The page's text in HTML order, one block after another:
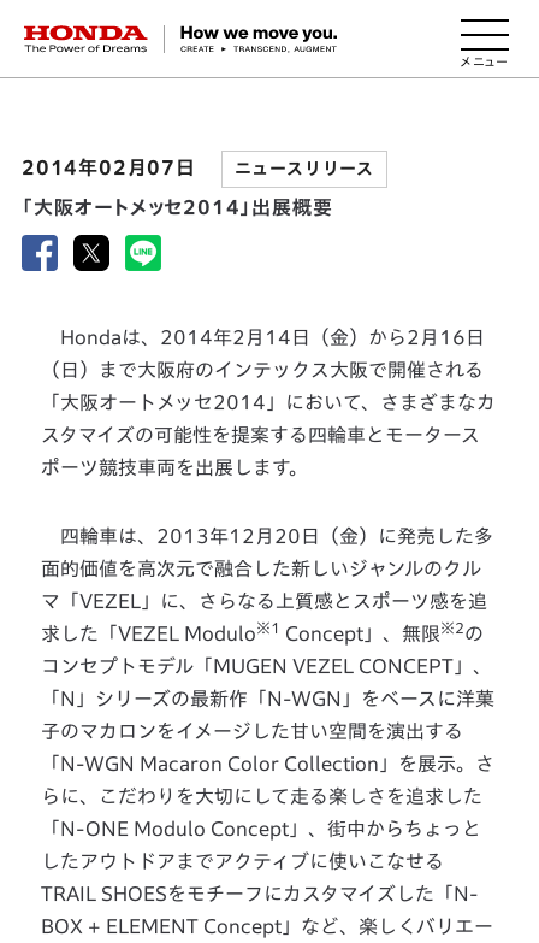
HONDA The Power of Dreams
2014年02月07日 ニュースリリース
「大阪オートメッセ2014」出展概要
Hondaは、2014年2月14日（金）から2月16日
（日）まで大阪府のインテックス大阪で開催される
「大阪オートメッセ2014」において、さまざまなカ
スタマイズの可能性を提案する四輪車とモータース
ポーツ競技車両を出展します。
四輪車は、2013年12月20日（金）に発売した多
面的価値を高次元で融合した新しいジャンルのクル
マ「VEZEL」に、さらなる上質感とスポーツ感を追
求した「VEZEL Modulo※1 Concept」、無限※2の
コンセプトモデル「MUGEN VEZEL CONCEPT」、
「N」シリーズの最新作「N-WGN」をベースに洋菓
子のマカロンをイメージした甘い空間を演出する
「N-WGN Macaron Color Collection」を展示。さ
らに、こだわりを大切にして走る楽しさを追求した
「N-ONE Modulo Concept」、街中からちょっと
したアウトドアまでアクティブに使いこなせる
TRAIL SHOESをモチーフにカスタマイズした「N-
BOX + ELEMENT Concept」など、楽しくバリエー